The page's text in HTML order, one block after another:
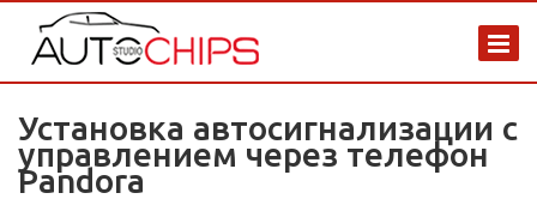
Установка автосигнализации с
управлением через телефон
Pandora